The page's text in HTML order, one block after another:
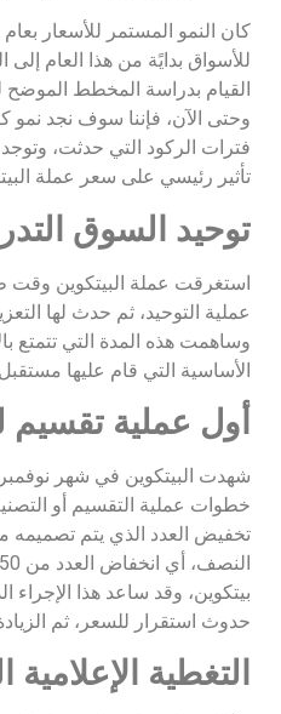
للأسواق بدايًة من هذا العام
وحتى الآن، فإننا سوف نجد نمو
فترات الركود التي حدثت،
تأثير رئيسي على سعر عملة
توحيد السوق
عملية التوحيد، ثم حدث لها
وساهمت هذه المدة التي تتمتع
الأساسية التي قام عليها مستقبل
أول عملية تقسيم
خطوات عملية التقسيم أو
تخفيض العدد الذي يتم تصميمه
بيتكوين، وقد ساعد هذا الإجراء
حدوث استقرار للسعر، ثم
التغطية الإعلامية